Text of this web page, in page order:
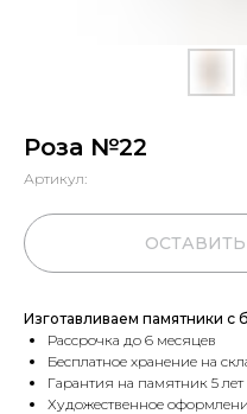
Роза №22
Артикул:
Изготавливаем памятники с
Рассрочка до 6 месяцев
Бесплатное хранение на
Гарантия на памятник 5 лет
Художественное